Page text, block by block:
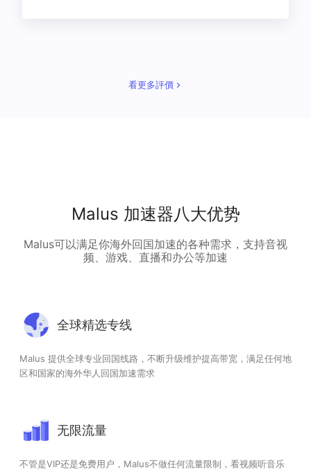
看更多評價
Malus 加速器八大优势
Malus可以满足你海外回国加速的各种需求，支持音视
频、游戏、直播和办公等加速
全球精选专线
Malus 提供全球专业回国线路，不断升级维护提高带宽，满足任何地
区和国家的海外华人回国加速需求
无限流量
不管是VIP还是免费用户，Malus不做任何流量限制，看视频听音乐